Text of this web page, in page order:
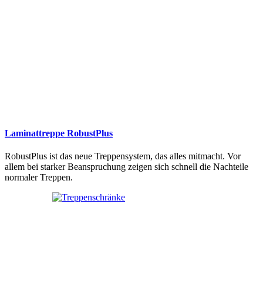
Laminattreppe RobustPlus
RobustPlus ist das neue Treppensystem, das alles mitmacht. Vor
allem bei starker Beanspruchung zeigen sich schnell die Nachteile
normaler Treppen.